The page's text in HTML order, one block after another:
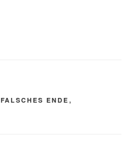
FALSCHES ENDE ,